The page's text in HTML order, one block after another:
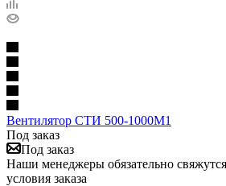
Вентилятор СТИ 500-1000М1
Под заказ
Под заказ
Наши менеджеры обязательно
условия заказа